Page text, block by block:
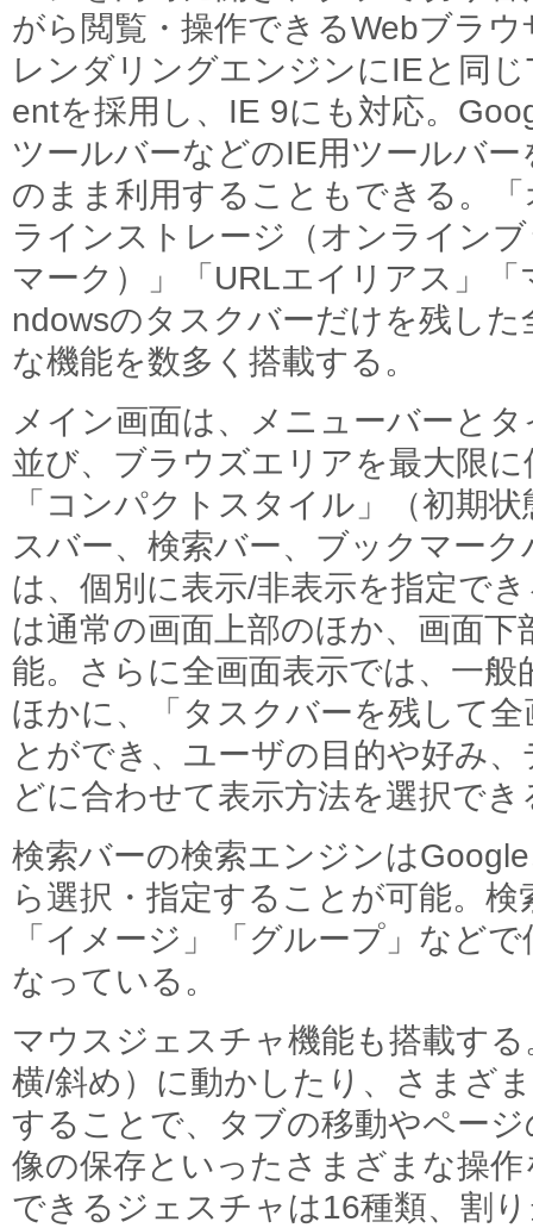
がら閲覧・操作できるWebブラウ
レンダリングエンジンにIEと同じ
entを採用し、IE 9にも対応。
ツールバーなどのIE用ツールバー
のまま利用することもできる。
ラインストレージ（オンライン
マーク）」「URLエイリアス」
ndowsのタスクバーだけを残し
な機能を数多く搭載する。
メイン画面は、メニューバーと
並び、ブラウズエリアを最大限
「コンパクトスタイル」（初期
スバー、検索バー、ブックマー
は、個別に表示/非表示を指定で
は通常の画面上部のほか、画面
能。さらに全画面表示では、一
ほかに、「タスクバーを残して
とができ、ユーザの目的や好み
どに合わせて表示方法を選択でき
検索バーの検索エンジンは
ら選択・指定することが可能。
「イメージ」「グループ」など
なっている。
マウスジェスチャ機能も搭載す
横/斜め）に動かしたり、さまざ
することで、タブの移動やペー
像の保存といったさまざまな操
できるジェスチャは16種類、割